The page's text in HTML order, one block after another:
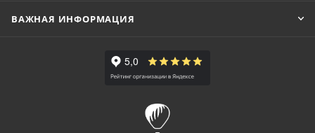
ВАЖНАЯ ИНФОРМАЦИЯ